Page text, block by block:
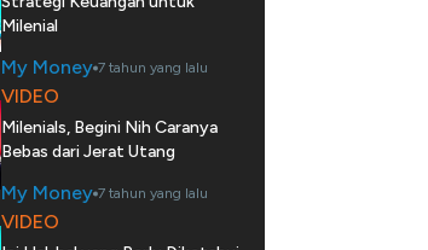
Milenial
My Money 7 tahun yang lalu
VIDEO
Milenials, Begini Nih Caranya
Bebas dari Jerat Utang
My Money 7 tahun yang lalu
VIDEO